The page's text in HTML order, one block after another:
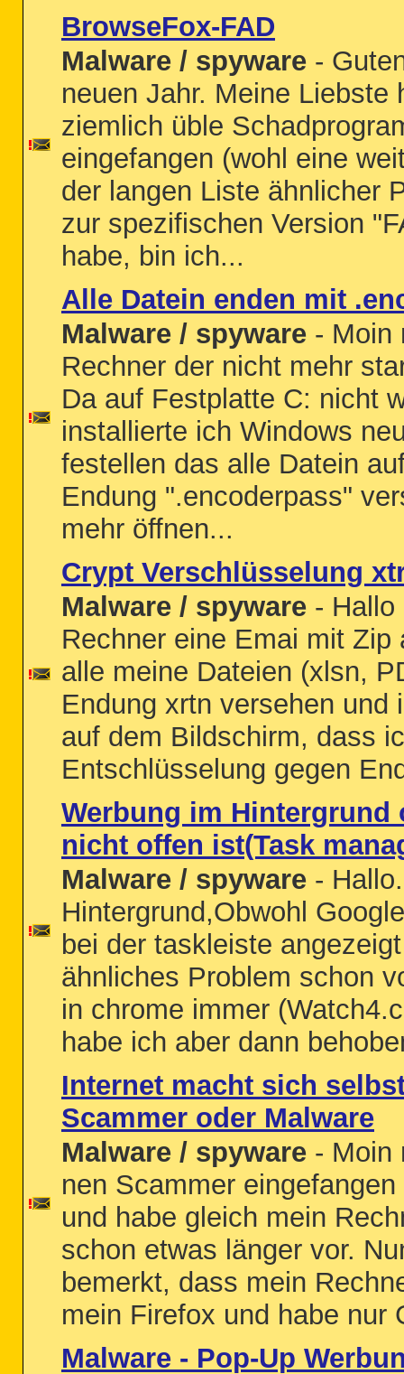
BrowseFox-FAD
Malware / spyware -
neuen Jahr. Meine Liebste
ziemlich üble
eingefangen (wohl eine
der langen Liste ähnlicher
zur spezifischen Version
habe, bin ich...
Alle Datein enden mit
Malware / spyware - Moin
Rechner der nicht mehr
Da auf Festplatte C: nicht
installierte ich Windows
festellen das alle Datein
Endung ".encoderpass"
mehr öffnen...
Crypt Verschlüsselung
Malware / spyware - Hallo
Rechner eine Emai mit
alle meine Dateien (xlsn,
Endung xrtn versehen und
auf dem Bildschirm, dass
Entschlüsselung gegen
Werbung im
nicht offen ist(Task
Malware / spyware -
Hintergrund,Obwohl
bei der taskleiste
ähnliches Problem schon
in chrome immer
habe ich aber dann
Internet macht sich
Scammer oder Malware
Malware / spyware - Moin
nen Scammer
und habe gleich mein
schon etwas länger vor.
bemerkt, dass mein
mein Firefox und habe nur
Malware - Pop-Up